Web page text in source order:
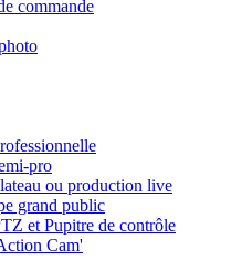
commande
pro
ou production live
grand public
et Pupitre de contrôle
Cam'